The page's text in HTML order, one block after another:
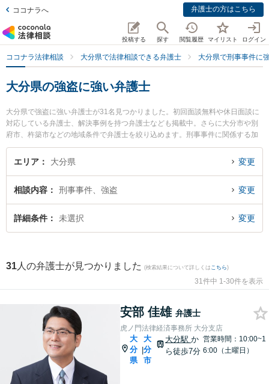
ココナラへ 弁護士の方はこちら
投稿する 探す 閲覧履歴 マイリスト ログイン
ココナラ法律相談 大分県で法律相談できる弁護士 大分県で刑事事件に
大分県の強盗に強い弁護士
大分県で強盗に強い弁護士が31名見つかりました。初回面談無料や休日面談に
対応している弁護士、解決事例を持つ弁護士なども掲載中。さらに大分市や別
府市、杵築市などの地域条件で弁護士を絞り込めます。刑事事件に関係する加
害者側や少年事件、再犯・前科あり等の細かな分野での絞り込み検索もでき便
利です。特に虎ノ門法律経済事務所 大分支店の安部 佳雄弁護士や園田大吾法律
に発生した強盗のトラブルを今すぐに弁護士に相談したい』『強盗のトラブル
解決の実績豊富な近くの弁護士を検索したい』『初回相談無料で強盗を法律相
談できる大分県内の弁護士に相談予約したい』などでお困りの相談者さんにお
エリア 大分県 変更
相談内容 刑事事件、強盗 変更
詳細条件 未選択 変更
31 人の弁護士が見つかりました (検索結果について詳しくは こちら)
31件中 1-30件を表示
安部 佳雄 弁護士
虎ノ門法律経済事務所 大分支店
大
分
県
|
大
分
市
大分駅 か
ら徒歩7分
営業時間：10:00~1
6:00（土曜日）